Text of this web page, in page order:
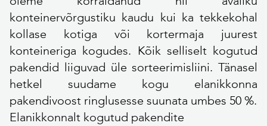
konteinervõrgustiku kaudu kui ka tekkekohal
kollase kotiga või kortermaja juurest
konteineriga kogudes. Kõik selliselt kogutud
pakendid liiguvad üle sorteerimisliini. Tänasel
hetkel suudame kogu elanikkonna
pakendivoost ringlusesse suunata umbes 50 %.
Elanikkonnalt kogutud pakendite